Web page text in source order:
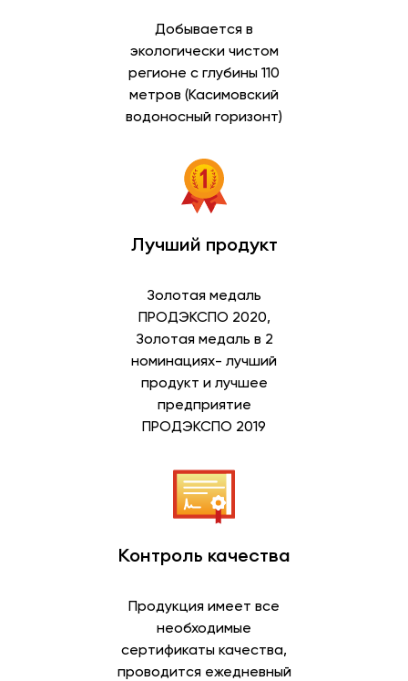
Добывается в
экологически чистом
регионе с глубины 110
метров (Касимовский
водоносный горизонт)
Лучший продукт
Золотая медаль
ПРОДЭКСПО 2020,
Золотая медаль в 2
номинациях- лучший
продукт и лучшее
предприятие
ПРОДЭКСПО 2019
Контроль качества
Продукция имеет все
необходимые
сертификаты качества,
проводится ежедневный